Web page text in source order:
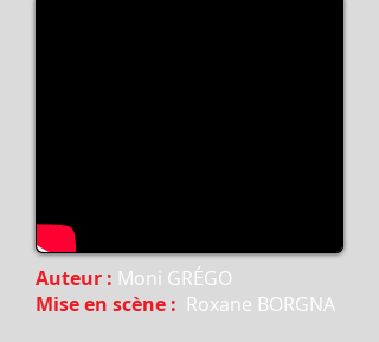
Auteur : Moni GRÉGO
Mise en scène : Roxane BORGNA